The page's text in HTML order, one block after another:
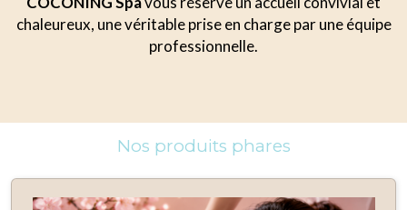
chaleureux, une véritable prise en charge par une équipe
professionnelle.
Nos produits phares